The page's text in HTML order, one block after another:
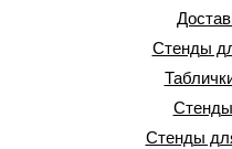
Стенды
Стенды